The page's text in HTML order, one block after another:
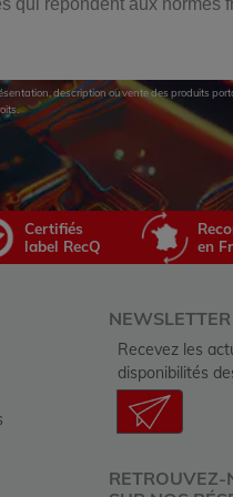
qui répondent aux normes
description ou vente des produits
Certifiés
label RecQ
en
NEWSLETTER
Recevez les
disponibilités
RETROUVEZ-